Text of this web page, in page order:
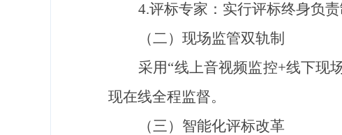
4.评标专家：实行评标终身负
（二）现场监管双轨制
采用“线上音视频监控+线下现
现在线全程监督。
（三）智能化评标改革